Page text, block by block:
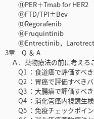
⑪PER＋Tmab for HER2
⑫FTD/TPI±Bev
⑬Regorafenib
⑭Fruquintinib
⑮Entrectinib，
3章 Q ＆ A
Ａ．薬物療法の前に考える
Q1 ：食道癌で評価すべき
Q2 ：胃癌で評価すべきバ
Q3 ：大腸癌で評価すべき
Q4 ：消化管癌内視鏡生検
Q5 ：免疫チェックポイン